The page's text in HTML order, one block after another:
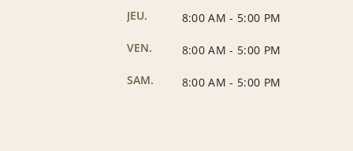
JEU.
8:00 AM - 5:00 PM
VEN.
8:00 AM - 5:00 PM
SAM.
8:00 AM - 5:00 PM